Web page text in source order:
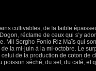
cultivables, de la faible
réclame de ceux qui s’y
Mil Sorgho Fonio Riz Maïs qui
la mi-juin à la mi-octobre. Le
de la production de coton de
séché, du sel, du café, et